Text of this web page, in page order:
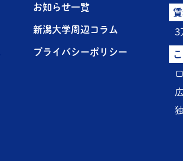
お知らせ一覧
新潟大学周辺コラム
プライバシーポリシー
3